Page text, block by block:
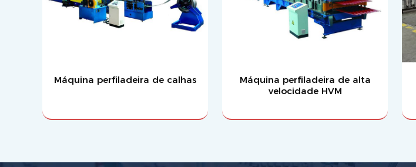
Máquina perfiladeira de calhas
Máquina perfiladeira de alta
velocidade HVM